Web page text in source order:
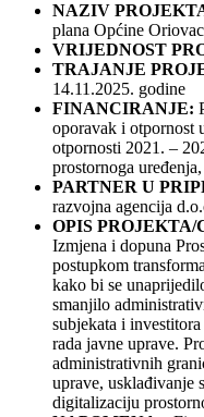
NAZIV
plana Općine
VRIJEDNOST
TRAJANJE
14.11.2025. godine
FINANCIRANJE:
oporavak i otpornost
otpornosti 2021. –
prostornoga
PARTNER U
razvojna agencija
OPIS PROJEKTA/
Izmjena i dopuna
postupkom
kako bi se
smanjilo
subjekata i
rada javne uprave.
administrativnih
uprave, usklađivanje
digitalizaciju